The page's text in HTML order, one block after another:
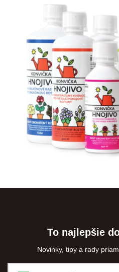
To najlepšie
Novinky, tipy a rady